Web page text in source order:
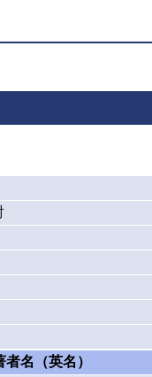
者名（英名）